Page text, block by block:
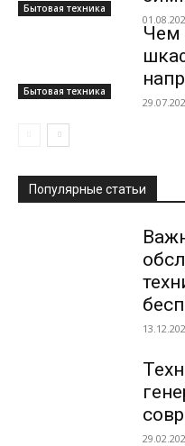
Бытовая техника
Бытовая техника
Чем
Популярные статьи